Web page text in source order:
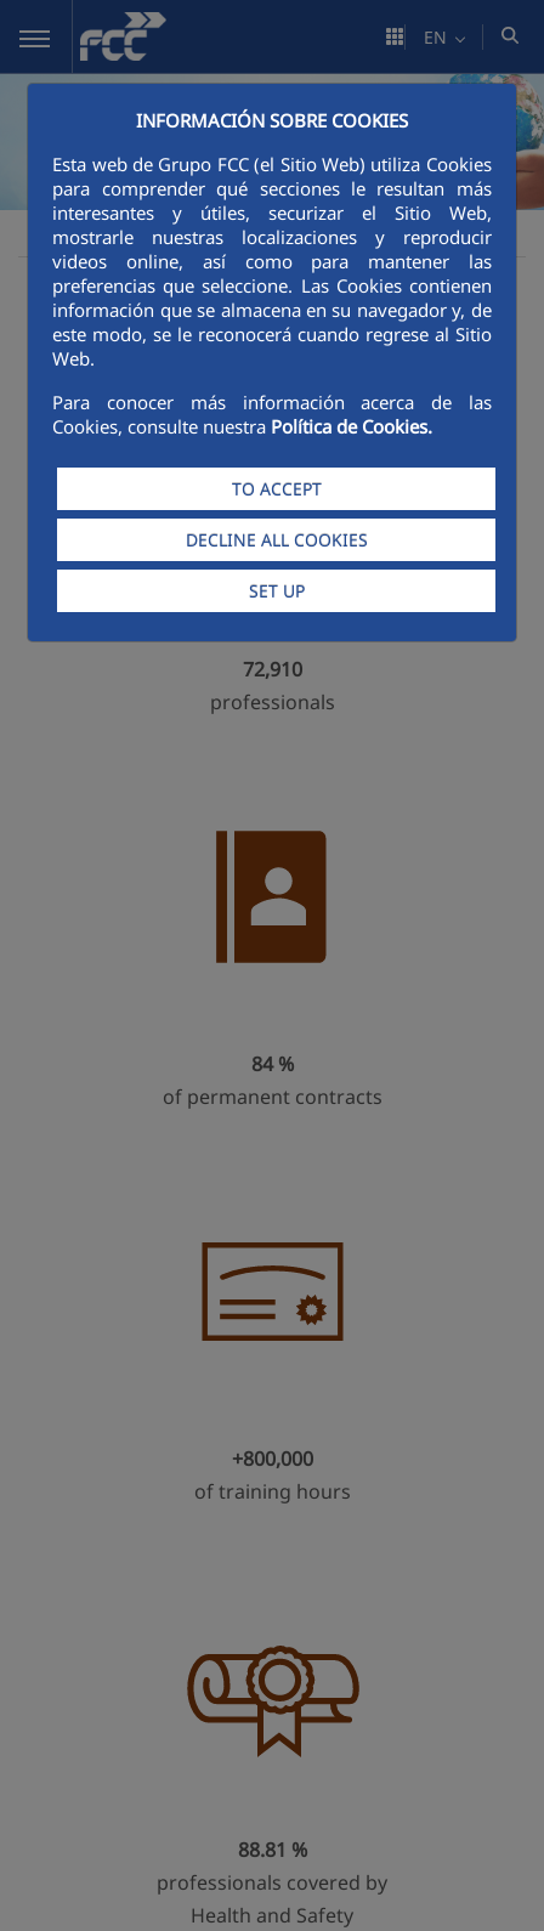
Skip to Main Content
INFORMACIÓN SOBRE COOKIES
Esta web de Grupo FCC (el Sitio Web) utiliza Cookies
para comprender qué secciones le resultan más
interesantes y útiles, securizar el Sitio Web,
mostrarle nuestras localizaciones y reproducir
videos online, así como para mantener las
preferencias que seleccione. Las Cookies contienen
información que se almacena en su navegador y, de
este modo, se le reconocerá cuando regrese al Sitio
Web.
Para conocer más información acerca de las
Cookies, consulte nuestra Política de Cookies.
TO ACCEPT
DECLINE ALL COOKIES
SET UP
EN
FCC Sustainability Social impact Social impact
Key social figures
72,910
professionals
84 %
of permanent contracts
+800,000
of training hours
88.81 %
professionals covered by
Health and Safety